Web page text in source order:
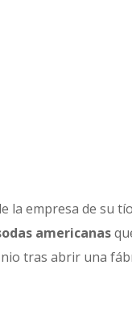
empresa de su
americanas
tras abrir una